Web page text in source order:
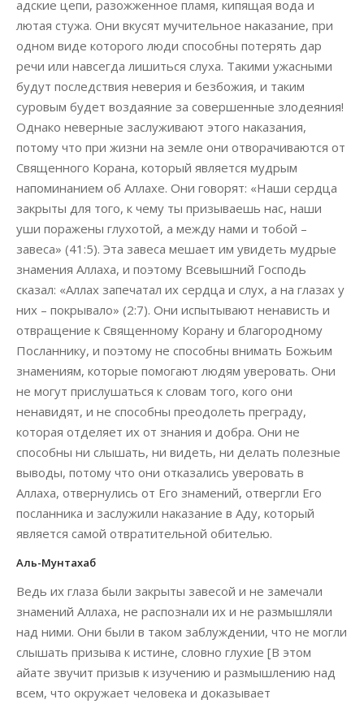
адские цепи, разожженное пламя, кипящая вода и
лютая стужа. Они вкусят мучительное наказание, при
одном виде которого люди способны потерять дар
речи или навсегда лишиться слуха. Такими ужасными
будут последствия неверия и безбожия, и таким
суровым будет воздаяние за совершенные злодеяния!
Однако неверные заслуживают этого наказания,
потому что при жизни на земле они отворачиваются от
Священного Корана, который является мудрым
напоминанием об Аллахе. Они говорят: «Наши сердца
закрыты для того, к чему ты призываешь нас, наши
уши поражены глухотой, а между нами и тобой –
завеса» (41:5). Эта завеса мешает им увидеть мудрые
знамения Аллаха, и поэтому Всевышний Господь
сказал: «Аллах запечатал их сердца и слух, а на глазах у
них – покрывало» (2:7). Они испытывают ненависть и
отвращение к Священному Корану и благородному
Посланнику, и поэтому не способны внимать Божьим
знамениям, которые помогают людям уверовать. Они
не могут прислушаться к словам того, кого они
ненавидят, и не способны преодолеть преграду,
которая отделяет их от знания и добра. Они не
способны ни слышать, ни видеть, ни делать полезные
выводы, потому что они отказались уверовать в
Аллаха, отвернулись от Его знамений, отвергли Его
посланника и заслужили наказание в Аду, который
является самой отвратительной обителью.
Аль-Мунтахаб
Ведь их глаза были закрыты завесой и не замечали
знамений Аллаха, не распознали их и не размышляли
над ними. Они были в таком заблуждении, что не могли
слышать призыва к истине, словно глухие [В этом
айате звучит призыв к изучению и размышлению над
всем, что окружает человека и доказывает